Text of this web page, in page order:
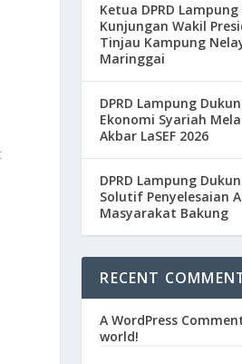
Ketua DPRD
Kunjungan Wakil
Tinjau Kampung
Maringgai
DPRD Lampung
Ekonomi Syariah
Akbar LaSEF 2026
DPRD Lampung
Solutif Penyelesaian
Masyarakat Bakung
RECENT
A WordPress
world!